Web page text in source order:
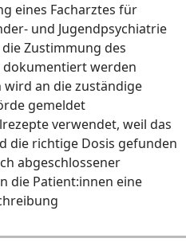
eines Facharztes für
und Jugendpsychiatrie
Zustimmung des
werden
an die zuständige
gemeldet
verwendet, weil das
die richtige Dosis gefunden
abgeschlossener
die Patient:innen eine